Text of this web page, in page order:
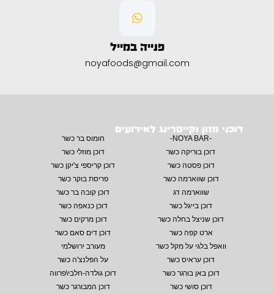
פנייה במייל
noyafoods@gmail.com
דוכני מזון וקייטרינג לאירועים
-NOYA BAR-
חומוס בר כשר
דוכן בוריקה כשר
דוכן מוזלי כשר
דוכן פסטה כשר
דוכן קריספי צ'יקן כשר
דוכן שווארמה כשר
פריסת בוקר כשר
שווארמה דג
דוכן קובה בר כשר
דוכן בייגל כשר
דוכן כנאפה כשר
דוכן שניצל בחלה כשר
דוכן מרקים כשר
ארט קפה כשר
דוכן דים סאם כשר
וואפל בלגי על מקל כשר
מעורב ירושלמי
דוכן עראיס כשר
על הפלנצ'ה כשר
דוכן באן בורגר כשר
דוכן גולדה-חלבי\פרווה
דוכן סושי כשר
דוכן המבורגר כשר